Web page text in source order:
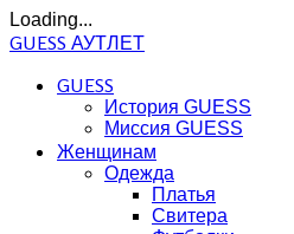
Loading...
GUESS АУТЛЕТ
GUESS
История GUESS
Миссия GUESS
Женщинам
Одежда
Платья
Свитера